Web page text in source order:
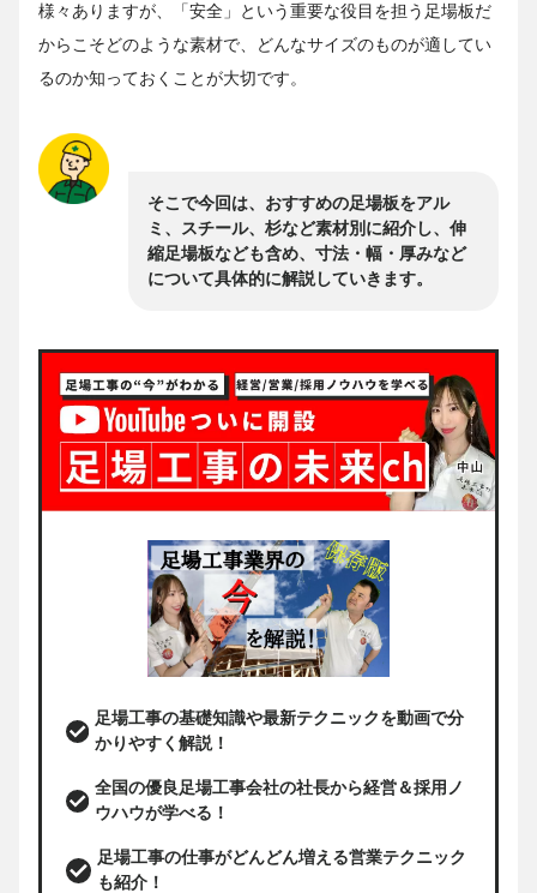
様々ありますが、「安全」という重要な役目を担う足場板だ
からこそどのような素材で、どんなサイズのものが適してい
るのか知っておくことが大切です。
そこで今回は、おすすめの足場板をアル
ミ、スチール、杉など素材別に紹介し、伸
縮足場板なども含め、寸法・幅・厚みなど
について具体的に解説していきます。
足場工事の基礎知識や最新テクニックを動画で分
かりやすく解説！
全国の優良足場工事会社の社長から経営＆採用ノ
ウハウが学べる！
足場工事の仕事がどんどん増える営業テクニック
も紹介！